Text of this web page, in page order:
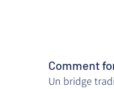
Comment
Un bridge